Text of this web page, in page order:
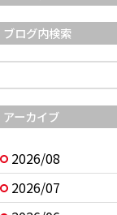
ブログ内検索
アーカイブ
2026/08
2026/07